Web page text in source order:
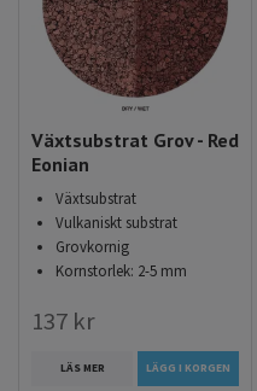
Växtsubstrat Grov - Red
Eonian
Växtsubstrat
Vulkaniskt substrat
Grovkornig
Kornstorlek: 2-5 mm
137 kr
LÄS MER LÄGG I KORGEN